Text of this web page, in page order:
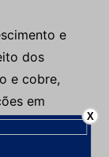
e
dos
e cobre,
em
X